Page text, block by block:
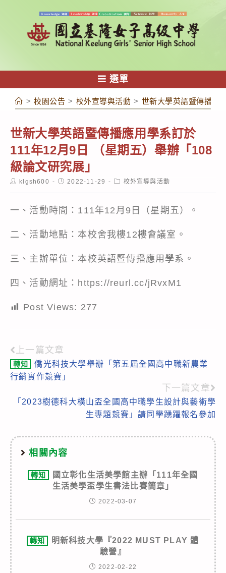
容
選單
> 校園公告 > 校外宣導與活動 > 世新大學英語暨傳播應
世新大學英語暨傳播應用學系訂於
111年12月9日 （星期五）舉辦「108
級論文研究展」
Postklgsh600
Post2022-11-29
Post校外宣導與活動
一、活動時間：111年12月9日（星期五）。
二、活動地點：本校舍我樓12樓會議室。
三、主辦單位：本校英語暨傳播應用學系。
四、活動網址：https://reurl.cc/jRvxM1
Post Views: 277
Read
more
上一篇文章
轉知
僑光科技大學舉辦「第五屆全國高中職新農業
行銷實作競賽」
下一篇文章
「2023樹德科大橫山盃全國高中職學生設計與藝術學
生專題競賽」請同學踴躍報名參加
相關內容
轉知
國立彰化生活美學館主辦「111年全國
生活美學盃學生書法比賽簡章」
2022-03-07
轉知
明新科技大學『2022 MUST PLAY 體
驗營』
2022-02-22